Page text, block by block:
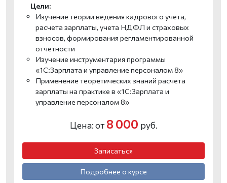
Цели:
Изучение теории ведения кадрового учета,
расчета зарплаты, учета НДФЛ и страховых
взносов, формирования регламентированной
отчетности
Изучение инструментария программы
«1С:Зарплата и управление персоналом 8»
Применение теоретических знаний расчета
зарплаты на практике в «1С:Зарплата и
управление персоналом 8»
Цена: от8 000 руб.
Записаться
Подробнее о курсе